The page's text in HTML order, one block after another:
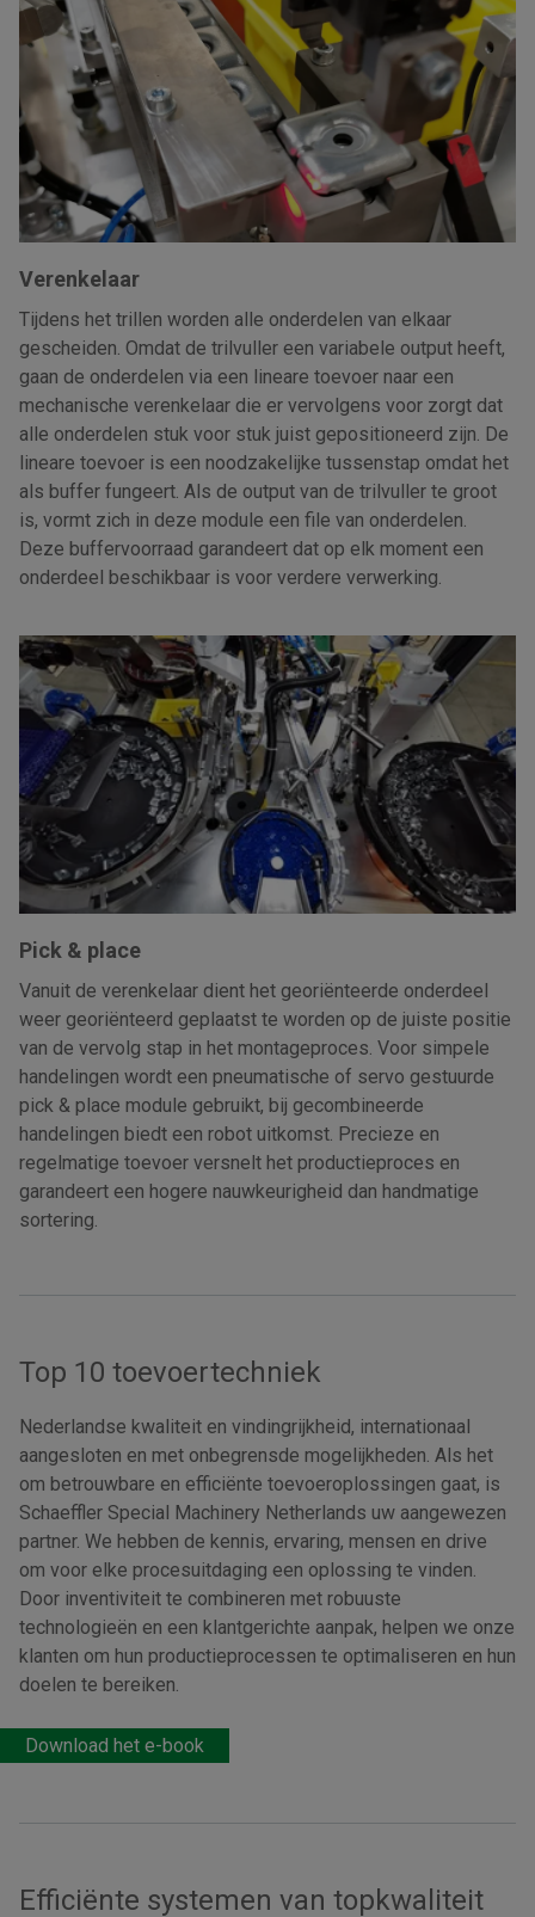
Verenkelaar
Tijdens het trillen worden alle onderdelen van elkaar
gescheiden. Omdat de trilvuller een variabele output heeft,
gaan de onderdelen via een lineare toevoer naar een
mechanische verenkelaar die er vervolgens voor zorgt dat
alle onderdelen stuk voor stuk juist gepositioneerd zijn. De
lineare toevoer is een noodzakelijke tussenstap omdat het
als buffer fungeert. Als de output van de trilvuller te groot
is, vormt zich in deze module een file van onderdelen.
Deze buffervoorraad garandeert dat op elk moment een
onderdeel beschikbaar is voor verdere verwerking.
Pick & place
Vanuit de verenkelaar dient het georiënteerde onderdeel
weer georiënteerd geplaatst te worden op de juiste positie
van de vervolg stap in het montageproces. Voor simpele
handelingen wordt een pneumatische of servo gestuurde
pick & place module gebruikt, bij gecombineerde
handelingen biedt een robot uitkomst. Precieze en
regelmatige toevoer versnelt het productieproces en
garandeert een hogere nauwkeurigheid dan handmatige
sortering.
Top 10 toevoertechniek
Nederlandse kwaliteit en vindingrijkheid, internationaal
aangesloten en met onbegrensde mogelijkheden. Als het
om betrouwbare en efficiënte toevoeroplossingen gaat, is
Schaeffler Special Machinery Netherlands uw aangewezen
partner. We hebben de kennis, ervaring, mensen en drive
om voor elke procesuitdaging een oplossing te vinden.
Door inventiviteit te combineren met robuuste
technologieën en een klantgerichte aanpak, helpen we onze
klanten om hun productieprocessen te optimaliseren en hun
doelen te bereiken.
Download het e-book
Efficiënte systemen van topkwaliteit